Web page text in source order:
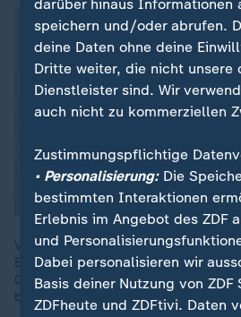
Venezuela, Grönland: US-Präsident
Einflusszonen. Statt der alten
Großmächte. Deutschland hält sich
braucht Trump.
darüber hinaus Informationen
speichern und/oder abrufen.
deine Daten ohne deine
Dritte weiter, die nicht unsere
Dienstleister sind. Wir
auch nicht zu kommerziellen
Zustimmungspflichtige
• Personalisierung:Die
bestimmten Interaktionen
Erlebnis im Angebot des ZDF
und
Dabei personalisieren wir
Basis deiner Nutzung von
ZDFheute und ZDFtivi. Daten